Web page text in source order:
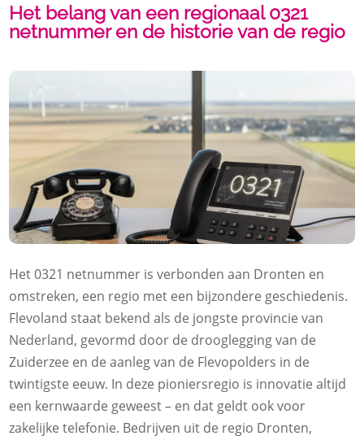
Het belang van een regionaal 0321
netnummer en de historie van de regio
Het 0321 netnummer is verbonden aan Dronten en
omstreken, een regio met een bijzondere geschiedenis.
Flevoland staat bekend als de jongste provincie van
Nederland, gevormd door de drooglegging van de
Zuiderzee en de aanleg van de Flevopolders in de
twintigste eeuw. In deze pioniersregio is innovatie altijd
een kernwaarde geweest – en dat geldt ook voor
zakelijke telefonie. Bedrijven uit de regio Dronten,